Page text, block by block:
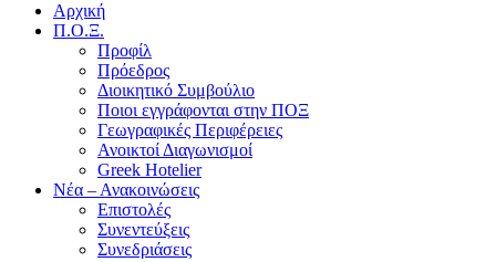
Αρχική
Π.Ο.Ξ.
Προφίλ
Πρόεδρος
Διοικητικό Συμβούλιο
Ποιοι εγγράφονται στην ΠΟΞ
Γεωγραφικές Περιφέρειες
Ανοικτοί Διαγωνισμoί
Greek Hotelier
Νέα – Ανακοινώσεις
Επιστολές
Συνεντεύξεις
Συνεδριάσεις